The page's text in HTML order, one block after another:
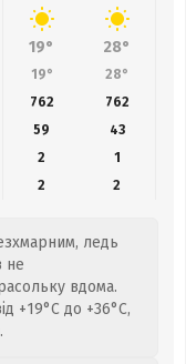
19° 28°
19° 28°
762 762
59 43
2
1
2 2
ледь
не
вдома.
+19°C до +36°C,